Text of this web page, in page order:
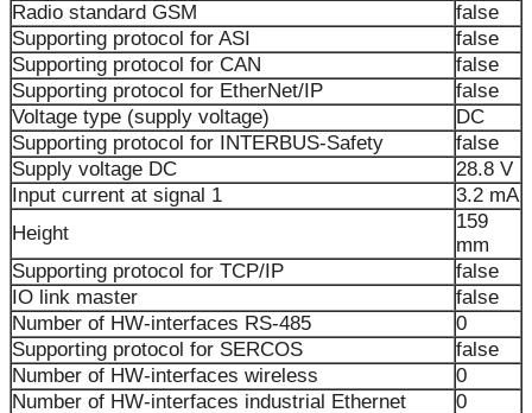
Radio standard GSM
false
Supporting protocol for ASI
false
Supporting protocol for CAN
false
Supporting protocol for EtherNet/IP
false
Voltage type (supply voltage)
DC
Supporting protocol for INTERBUS-Safety
false
Supply voltage DC
28.8 V
Input current at signal 1
3.2 mA
Height
159
mm
Supporting protocol for TCP/IP
false
IO link master
false
Number of HW-interfaces RS-485
0
Supporting protocol for SERCOS
false
Number of HW-interfaces wireless
0
Number of HW-interfaces industrial Ethernet
0